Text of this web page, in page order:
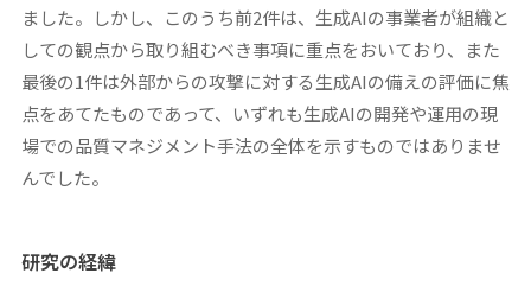
ました。しかし、このうち前2件は、生成AIの事業者が組織と
しての観点から取り組むべき事項に重点をおいており、また
最後の1件は外部からの攻撃に対する生成AIの備えの評価に焦
点をあてたものであって、いずれも生成AIの開発や運用の現
場での品質マネジメント手法の全体を示すものではありませ
んでした。
研究の経緯